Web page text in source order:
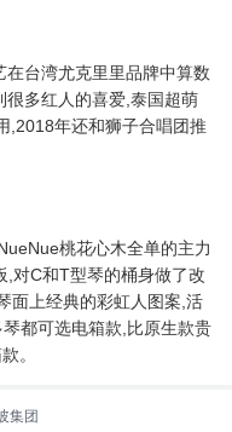
台湾尤克里里品牌中算数
多红人的喜爱,泰国超萌
,2018年还和狮子合唱团推
桃花心木全单的主力
,对C和T型琴的桶身做了改
面上经典的彩虹人图案,活
都可选电箱款,比原生款贵
。
集团